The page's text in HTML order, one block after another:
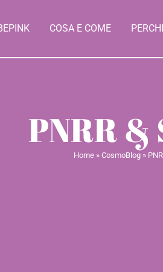
COSA E COME
PNRR &
Home » CosmoBlog »